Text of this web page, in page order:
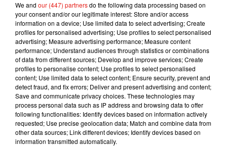
pourrait avoir un impact majeur sur la santé publique.
En somme, surveiller son poids ne concerne pas seulement
les personnes âgées. Les habitudes prises à 20 ans peuvent
avoir des répercussions bien plus durables qu’on ne le
pensait, faisant de cette période un moment clé pour
préserver sa santé à long terme.
Musique
We and our (447) partnersdo the following data processing based on
your consent and/or our legitimate interest: Store and/or access
information on a device; Use limited data to select advertising; Create
profiles for personalised advertising; Use profiles to select personalised
advertising; Measure advertising performance; Measure content
performance; Understand audiences through statistics or combinations
of data from different sources; Develop and improve services; Create
profiles to personalise content; Use profiles to select personalised
content; Use limited data to select content; Ensure security, prevent and
detect fraud, and fix errors; Deliver and present advertising and content;
Save and communicate privacy choices. These technologies may
process personal data such as IP address and browsing data to offer
following functionalities: Identify devices based on information actively
requested; Use precise geolocation data; Match and combine data from
other data sources; Link different devices; Identify devices based on
information transmitted automatically.